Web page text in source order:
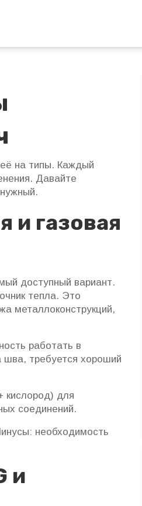
на типы. Каждый
Давайте
и газовая
доступный вариант.
тепла. Это
металлоконструкций,
работать в
шва, требуется хороший
кислород) для
соединений.
необходимость
и